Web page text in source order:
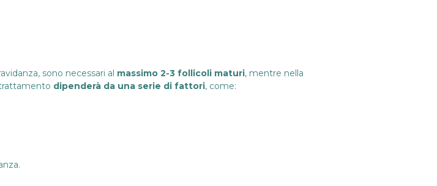
sono necessari al massimo 2-3 follicoli maturi, mentre nella
dipenderà da una serie di fattori, come: